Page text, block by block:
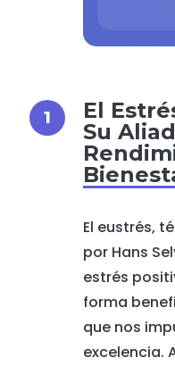
El
Su
El eustrés,
por Hans
estrés
forma
que nos
excelencia.